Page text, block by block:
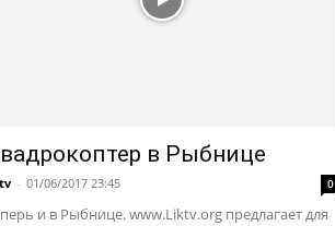
в Рыбнице
- 01/06/2017 23:45 0
и в Рыбнице. www.Liktv.org предлагает для